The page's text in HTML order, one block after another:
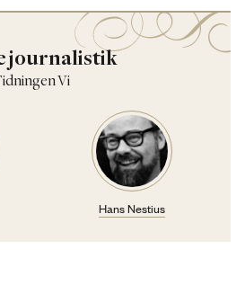
journalistik
Vi
Hans Nestius